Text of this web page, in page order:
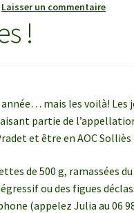
Laisser un commentaire
!
mais les voilà! Les
partie de
et être en AOC Solliès
de 500 g, ramassées
ou des figues
(appelez Julia au 06